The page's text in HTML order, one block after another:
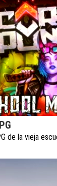
de la vieja